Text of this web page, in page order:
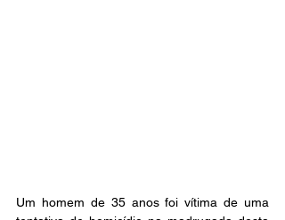
Um homem de 35 anos foi vítima de uma